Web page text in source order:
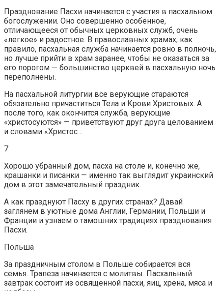
Празднование Пасхи начинается с участия в пасхальном
богослужении. Оно совершенно особенное,
отличающееся от обычных церковных служб, очень
«легкое» и радостное. В православных храмах, как
правило, пасхальная служба начинается ровно в полночь,
но лучше прийти в храм заранее, чтобы не оказаться за
его порогом — большинство церквей в пасхальную ночь
переполнены.
На пасхальной литургии все верующие стараются
обязательно причаститься Тела и Крови Христовых. А
после того, как окончится служба, верующие
«христосуются» — приветствуют друг друга целованием
и словами «Христос…
7
Хорошо убранный дом, пасха на столе и, конечно же,
крашанки и писанки — именно так выглядит украинский
дом в этот замечательный праздник.
А как празднуют Пасху в других странах? Давай
заглянем в уютные дома Англии, Германии, Польши и
Франции и узнаем о тамошних традициях празднования
Пасхи.
Польша
За праздничным столом в Польше собирается вся
семья. Трапеза начинается с молитвы. Пасхальный
завтрак состоит из освященной пасхи, яиц, хрена, мяса и